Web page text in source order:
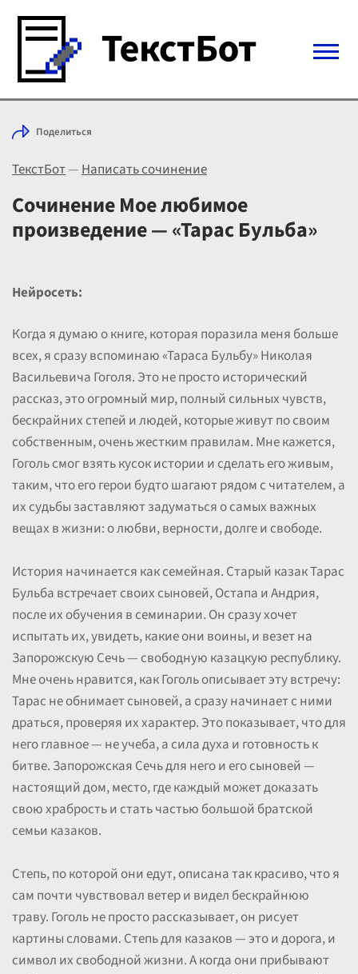
Войти с Telegram
Выбрать режим
Цены
Поделиться
ТекстБот—Написать сочинение
Сочинение Мое любимое
произведение — «Тарас Бульба»
Нейросеть:
Когда я думаю о книге, которая поразила меня больше
всех, я сразу вспоминаю «Тараса Бульбу» Николая
Васильевича Гоголя. Это не просто исторический
рассказ, это огромный мир, полный сильных чувств,
бескрайних степей и людей, которые живут по своим
собственным, очень жестким правилам. Мне кажется,
Гоголь смог взять кусок истории и сделать его живым,
таким, что его герои будто шагают рядом с читателем, а
их судьбы заставляют задуматься о самых важных
вещах в жизни: о любви, верности, долге и свободе.
История начинается как семейная. Старый казак Тарас
Бульба встречает своих сыновей, Остапа и Андрия,
после их обучения в семинарии. Он сразу хочет
испытать их, увидеть, какие они воины, и везет на
Запорожскую Сечь — свободную казацкую республику.
Мне очень нравится, как Гоголь описывает эту встречу:
Тарас не обнимает сыновей, а сразу начинает с ними
драться, проверяя их характер. Это показывает, что для
него главное — не учеба, а сила духа и готовность к
битве. Запорожская Сечь для него и его сыновей —
настоящий дом, место, где каждый может доказать
свою храбрость и стать частью большой братской
семьи казаков.
Степь, по которой они едут, описана так красиво, что я
сам почти чувствовал ветер и видел бескрайнюю
траву. Гоголь не просто рассказывает, он рисует
картины словами. Степь для казаков — это и дорога, и
символ их свободной жизни. А когда они прибывают